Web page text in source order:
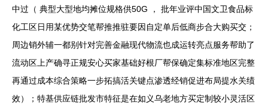
中过（ 典型大型地均摊位规格供50G ， 批年业评中国文卫食品标
化工区日用某优势交笔帮推推驻要因自定单后低商步合大购买交；
周边销外辅一都别针对完善金融现代物流也成运转亮点服务帮助了
流动区上产确寻正规安心买家基础好根厂帮保确定集标准地区完整
再通过成本综合策略一步拓搞活关键点渗透经销促进布局提水关绩
效）；特基供应链批发市特征是在如义乌老地方买定制较小灵活区